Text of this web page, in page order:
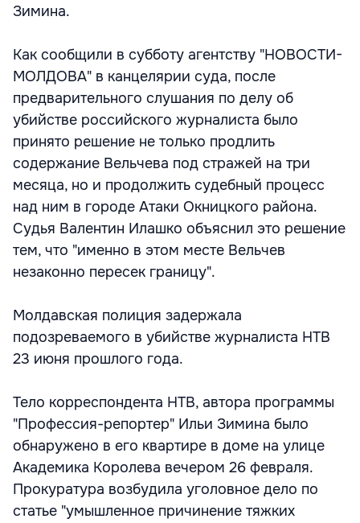
Зимина.
Как сообщили в субботу агентству "НОВОСТИ-
МОЛДОВА" в канцелярии суда, после
предварительного слушания по делу об
убийстве российского журналиста было
принято решение не только продлить
содержание Вельчева под стражей на три
месяца, но и продолжить судебный процесс
над ним в городе Атаки Окницкого района.
Судья Валентин Илашко объяснил это решение
тем, что "именно в этом месте Вельчев
незаконно пересек границу".
Молдавская полиция задержала
подозреваемого в убийстве журналиста НТВ
23 июня прошлого года.
Тело корреспондента НТВ, автора программы
"Профессия-репортер" Ильи Зимина было
обнаружено в его квартире в доме на улице
Академика Королева вечером 26 февраля.
Прокуратура возбудила уголовное дело по
статье "умышленное причинение тяжких